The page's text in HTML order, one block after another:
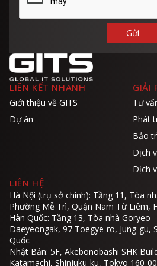
LIÊN KẾT NHANH
Giới thiệu về GITS
Dự án
GIẢI
Tư
Phát
Bảo
Dịch
Dịch
LIÊN HỆ
Hà Nội (trụ sở chính): Tầng 11, Tòa
Phường Mễ Trì, Quận Nam Từ Liêm,
Hàn Quốc: Tầng 13, Tòa nhà Goryeo
Daeyeongak, 97 Toegye-ro, Jung-gu,
Quốc
Nhật Bản: 5F, Akebonobashi SHK
Katamachi, Shinjuku-ku, Tokyo 160-